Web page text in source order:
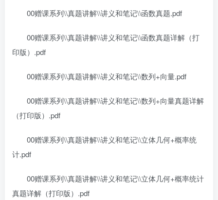
00赠课系列\\真题讲解\\讲义和笔记\\函数真题.pdf
00赠课系列\\真题讲解\\讲义和笔记\\函数真题详解（打
印版）.pdf
00赠课系列\\真题讲解\\讲义和笔记\\数列+向量.pdf
00赠课系列\\真题讲解\\讲义和笔记\\数列+向量真题详解
（打印版）.pdf
00赠课系列\\真题讲解\\讲义和笔记\\立体几何+概率统
计.pdf
00赠课系列\\真题讲解\\讲义和笔记\\立体几何+概率统计
真题详解（打印版）.pdf